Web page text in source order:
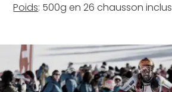
Poids: 500g en 26 chausson inclus